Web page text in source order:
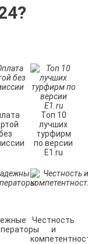
Топ 10
лучших
турфирм
по версии
E1.ru
Честность
и